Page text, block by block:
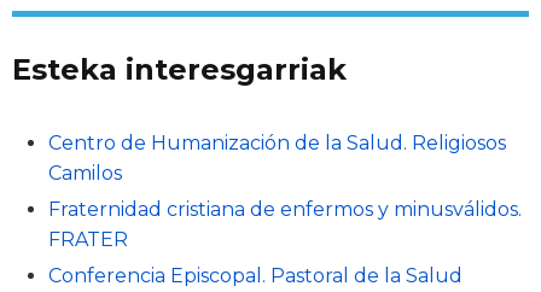
Esteka interesgarriak
Centro de Humanización de la Salud. Religiosos
Camilos
Fraternidad cristiana de enfermos y minusválidos.
FRATER
Conferencia Episcopal. Pastoral de la Salud